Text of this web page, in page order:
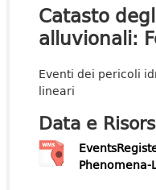
Catasto
alluvionali:
Eventi dei pericoli
lineari
Data e
Phenomena-